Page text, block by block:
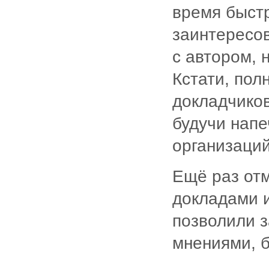
время
с автором,
Кстати,
будучи
Ещё раз
докладами
позволили
мнениями,